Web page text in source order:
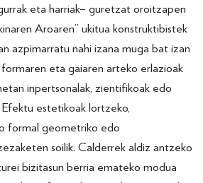
eta harriak– guretzat oroitzapen
Aroaren” ukitua konstruktibistek
azpimarratu nahi izana muga bat izan
formaren eta gaiaren arteko erlazioak
inpertsonalak, zientifikoak edo
estetikoak lortzeko,
formal geometriko edo
soilik. Calderrek aldiz antzeko
bizitasun berria emateko modua